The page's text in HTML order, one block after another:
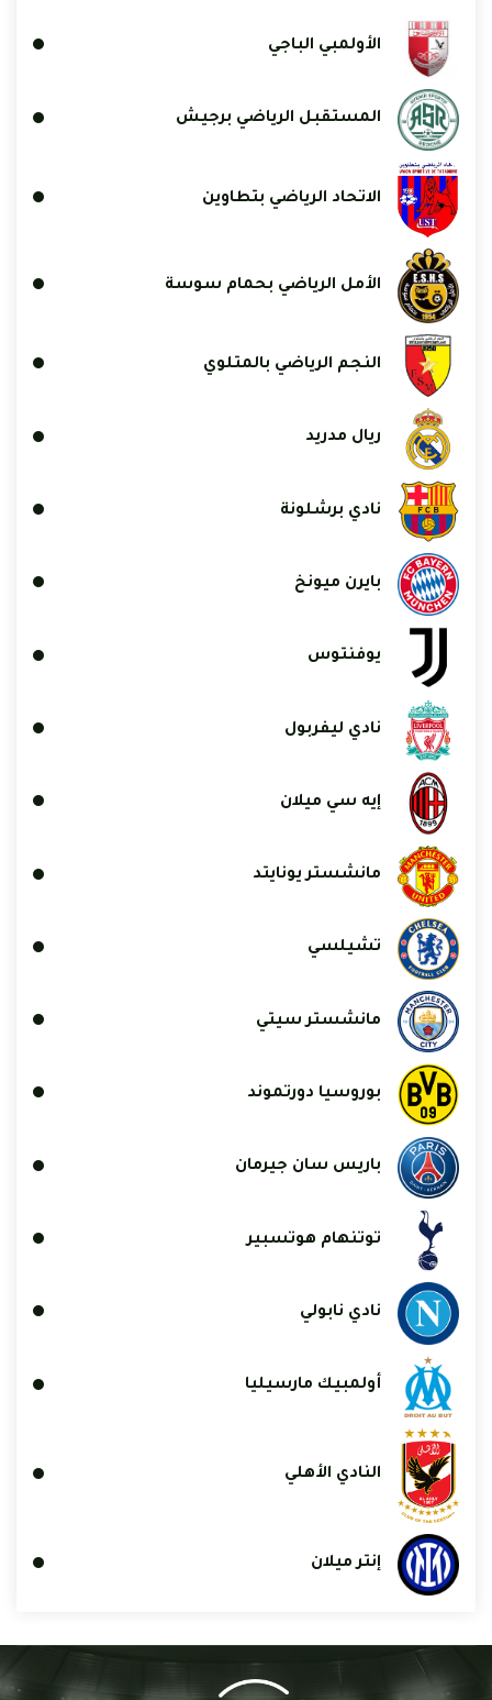
الأولمبي الباجي
المستقبل الرياضي برجيش
الاتحاد الرياضي بتطاوين
الأمل الرياضي بحمام سوسة
النجم الرياضي بالمتلوي
ريال مدريد
نادي برشلونة
بايرن ميونخ
يوفنتوس
نادي ليفربول
إيه سي ميلان
مانشستر يونايتد
تشيلسي
مانشستر سيتي
بوروسيا دورتموند
باريس سان جيرمان
توتنهام هوتسبير
نادي نابولي
أولمبيك مارسيليا
النادي الأهلي
إنتر ميلان